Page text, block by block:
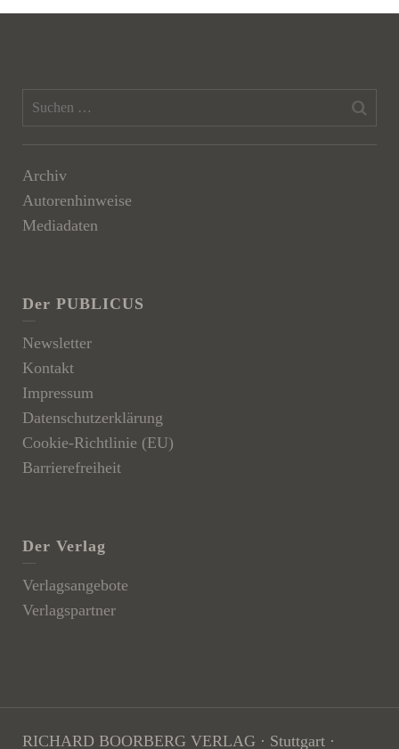
Archiv
Autorenhinweise
Mediadaten
Der PUBLICUS
Newsletter
Kontakt
Impressum
Datenschutzerklärung
Cookie-Richtlinie (EU)
Barrierefreiheit
Der Verlag
Verlagsangebote
Verlagspartner
RICHARD BOORBERG VERLAG · Stuttgart ·